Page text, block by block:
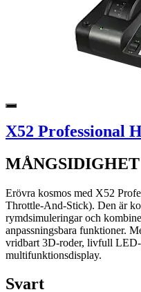
X52 Professional
Erövra kosmos med X52
Throttle-And-Stick). Den är
rymdsimuleringar och
anpassningsbara funktioner.
vridbart 3D-roder, livfull
multifunktionsdisplay.
Svart